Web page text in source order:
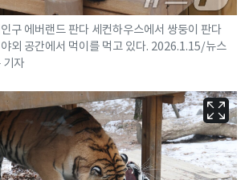
구 에버랜드 판다 세컨하우스에서 쌍둥이 판다
외 공간에서 먹이를 먹고 있다. 2026.1.15/뉴스
자